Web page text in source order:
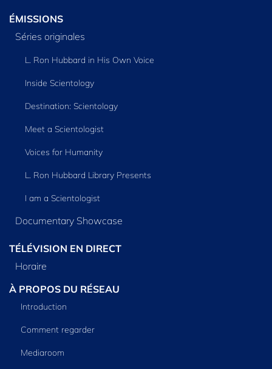
ÉMISSIONS
Séries originales
L. Ron Hubbard in His Own Voice
Inside Scientology
Destination: Scientology
Meet a Scientologist
Voices for Humanity
L. Ron Hubbard Library Presents
I am a Scientologist
Documentary Showcase
TÉLÉVISION EN DIRECT
Horaire
À PROPOS DU RÉSEAU
Introduction
Comment regarder
Mediaroom